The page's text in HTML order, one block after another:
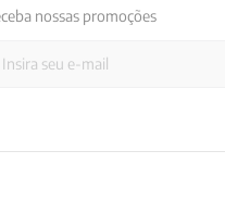
nossas promoções